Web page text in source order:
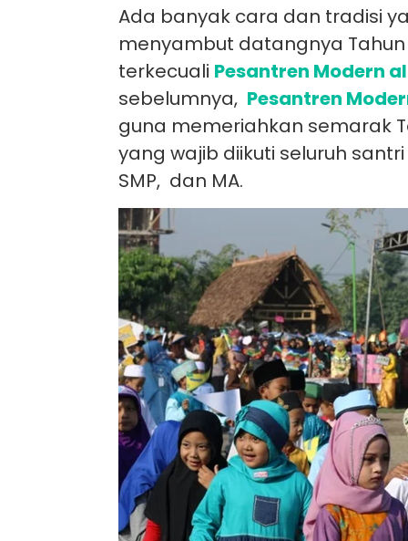
Ada banyak cara dan tradisi
menyambut datangnya Tahun
terkecuali Pesantren Modern
sebelumnya, Pesantren
guna memeriahkan semarak
yang wajib diikuti seluruh
SMP, dan MA.